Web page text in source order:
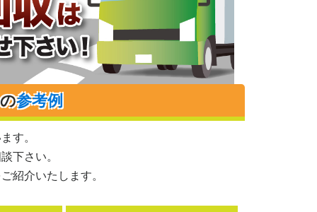
参考例
す。
下さい。
紹介いたします。